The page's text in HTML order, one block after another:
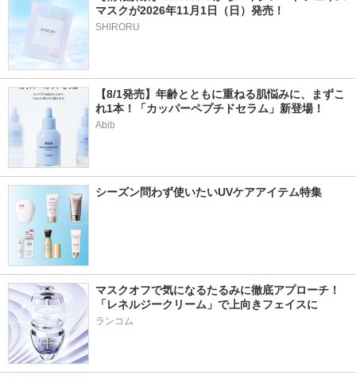
マスクが2026年11月1日（日）発売！
SHIRORU
【8/1発売】年齢とともに重ねる肌悩みに、まずこ
れ1本！「カッパーペプチドセラム」新登場！
Abib
シーズン問わず使いたいUVケアアイテム特集
マスクオフで気になるたるみに徹底アプローチ！
「レネルジークリーム」で上向きフェイスに
ランコム